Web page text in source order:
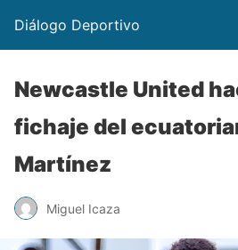
Diálogo Deportivo
Newcastle United
fichaje del
Martínez
Miguel Icaza